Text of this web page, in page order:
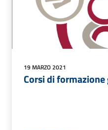
19 MARZO 2021
Corsi di